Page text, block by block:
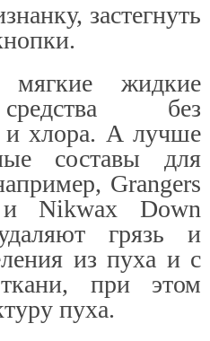
застегнуть
мягкие жидкие
без
и хлора. А лучше
составы для
Grangers
Nikwax Down
грязь и
из пуха и с
при этом
пуха.